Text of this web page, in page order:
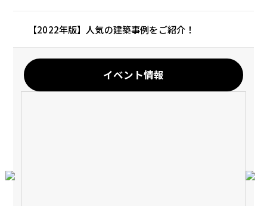
【2022年版】人気の建築事例をご紹介！
イベント情報